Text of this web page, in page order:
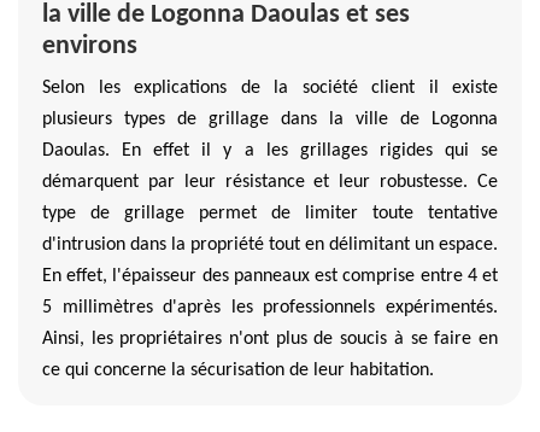
la ville de Logonna Daoulas et ses
environs
Selon les explications de la société client il existe
plusieurs types de grillage dans la ville de Logonna
Daoulas. En effet il y a les grillages rigides qui se
démarquent par leur résistance et leur robustesse. Ce
type de grillage permet de limiter toute tentative
d'intrusion dans la propriété tout en délimitant un espace.
En effet, l'épaisseur des panneaux est comprise entre 4 et
5 millimètres d'après les professionnels expérimentés.
Ainsi, les propriétaires n'ont plus de soucis à se faire en
ce qui concerne la sécurisation de leur habitation.